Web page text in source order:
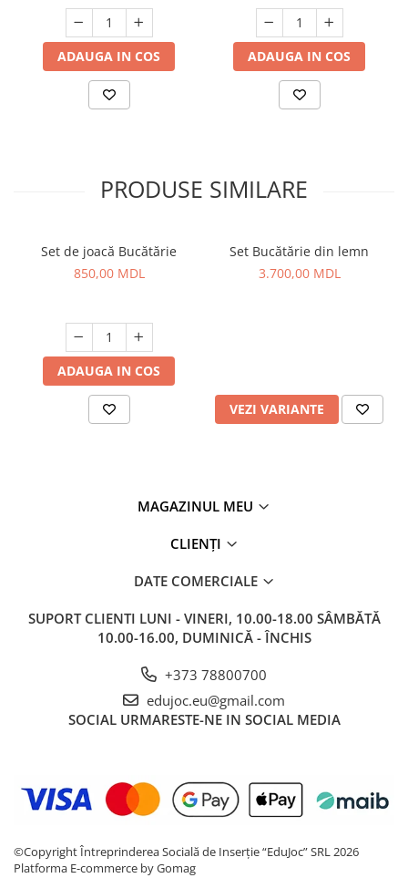
ADAUGA IN COS ADAUGA IN COS
PRODUSE SIMILARE
Set de joacă Bucătărie
850,00 MDL
ADAUGA IN COS
Set Bucătărie din lemn
3.700,00 MDL
VEZI VARIANTE
MAGAZINUL MEU
CLIENȚI
DATE COMERCIALE
SUPORT CLIENTI LUNI - VINERI, 10.00-18.00 SÂMBĂTĂ
10.00-16.00, DUMINICĂ - ÎNCHIS
+373 78800700
edujoc.eu@gmail.com
SOCIAL URMARESTE-NE IN SOCIAL MEDIA
©Copyright Întreprinderea Socială de Inserție “EduJoc” SRL 2026
Platforma E-commerce by Gomag